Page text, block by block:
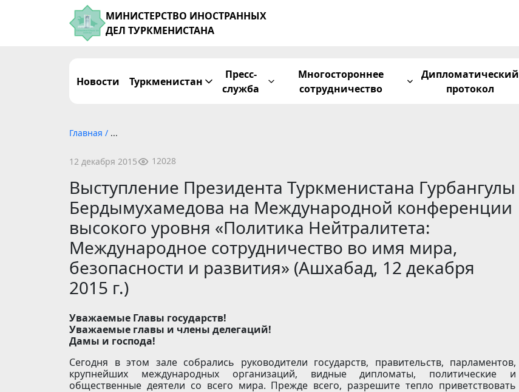
МИНИСТЕРСТВО ИНОСТРАННЫХ
ДЕЛ ТУРКМЕНИСТАНА
Новости Туркменистан
Пресс-
служба
Многостороннее
сотрудничество
Дипломатический
протокол
Главная / ...
12 декабря 2015 12028
Выступление Президента Туркменистана Гурбангулы
Бердымухамедова на Международной конференции
высокого уровня «Политика Нейтралитета:
Международное сотрудничество во имя мира,
безопасности и развития» (Ашхабад, 12 декабря
2015 г.)
Уважаемые Главы государств!
Уважаемые главы и члены делегаций!
Дамы и господа!
Сегодня в этом зале собрались руководители государств, правительств, парламентов,
крупнейших международных организаций, видные дипломаты, политические и
общественные деятели со всего мира. Прежде всего, разрешите тепло приветствовать